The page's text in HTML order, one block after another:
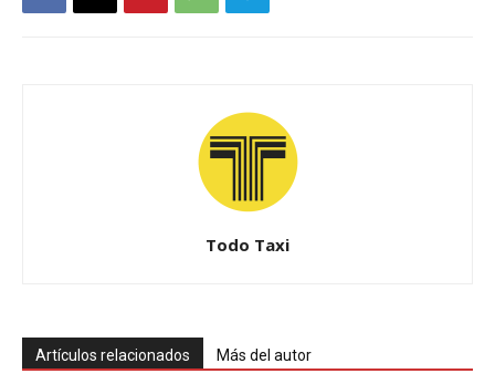
Todo Taxi
Artículos relacionados Más del autor